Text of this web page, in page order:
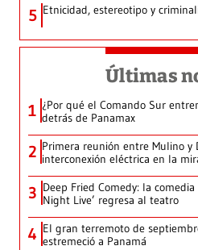
5 Etnicidad, estereotipo y
Últimas
1 ¿Por qué el Comando Sur
detrás de Panamax
2 Primera reunión entre Mulino y
interconexión eléctrica en la
3 Deep Fried Comedy: la
Night Live’ regresa al teatro
4 El gran terremoto de
estremeció a Panamá